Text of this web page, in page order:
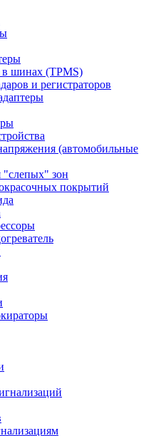
в шинах (TPMS)
и регистраторов
(автомобильные
"слепых" зон
покрытий